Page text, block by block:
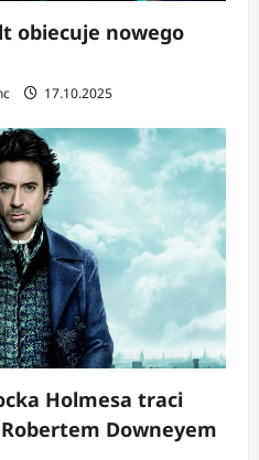
obiecuje nowego
17.10.2025
Holmesa traci
Downeyem